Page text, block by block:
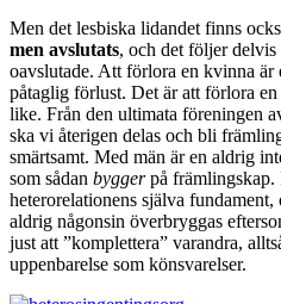
Men det lesbiska lidandet finns
men avslutats, och det följer delvis
oavslutade. Att förlora en kvinna
påtaglig förlust. Det är att förlora
like. Från den ultimata föreningen
ska vi återigen delas och bli
smärtsamt. Med män är en aldrig
som sådan byggerpå främlingskap.
heterorelationens själva
aldrig någonsin överbryggas
just att ”komplettera” varandra,
uppenbarelse som könsvarelser.